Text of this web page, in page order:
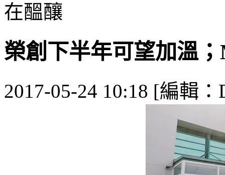
在醞釀
榮創下半年可望加溫
2017-05-24 10:18 [編輯